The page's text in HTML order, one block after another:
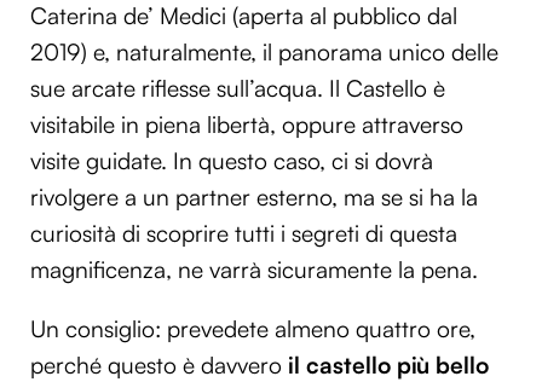
Caterina de’ Medici (aperta al pubblico dal
2019) e, naturalmente, il panorama unico delle
sue arcate riflesse sull’acqua. Il Castello è
visitabile in piena libertà, oppure attraverso
visite guidate. In questo caso, ci si dovrà
rivolgere a un partner esterno, ma se si ha la
curiosità di scoprire tutti i segreti di questa
magnificenza, ne varrà sicuramente la pena.
Un consiglio: prevedete almeno quattro ore,
perché questo è davvero il castello più bello